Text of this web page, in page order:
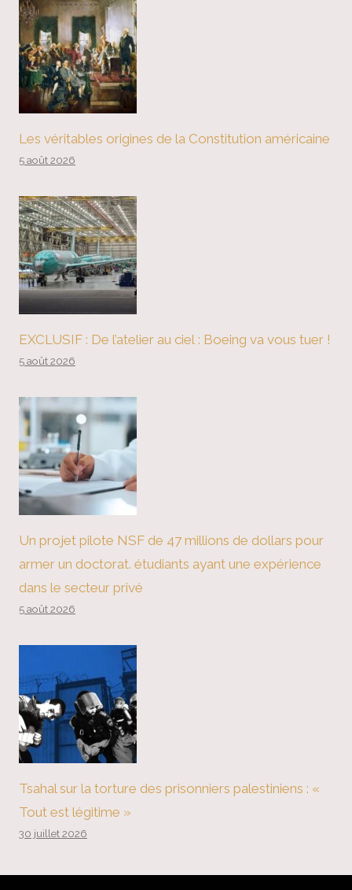
Les véritables origines de la Constitution américaine
5 août 2026
EXCLUSIF : De l’atelier au ciel : Boeing va vous tuer !
5 août 2026
Un projet pilote NSF de 47 millions de dollars pour
armer un doctorat. étudiants ayant une expérience
dans le secteur privé
5 août 2026
Tsahal sur la torture des prisonniers palestiniens : «
Tout est légitime »
30 juillet 2026